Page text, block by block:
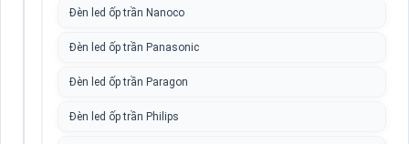
Đèn led ốp trần Nanoco
Đèn led ốp trần Panasonic
Đèn led ốp trần Paragon
Đèn led ốp trần Philips